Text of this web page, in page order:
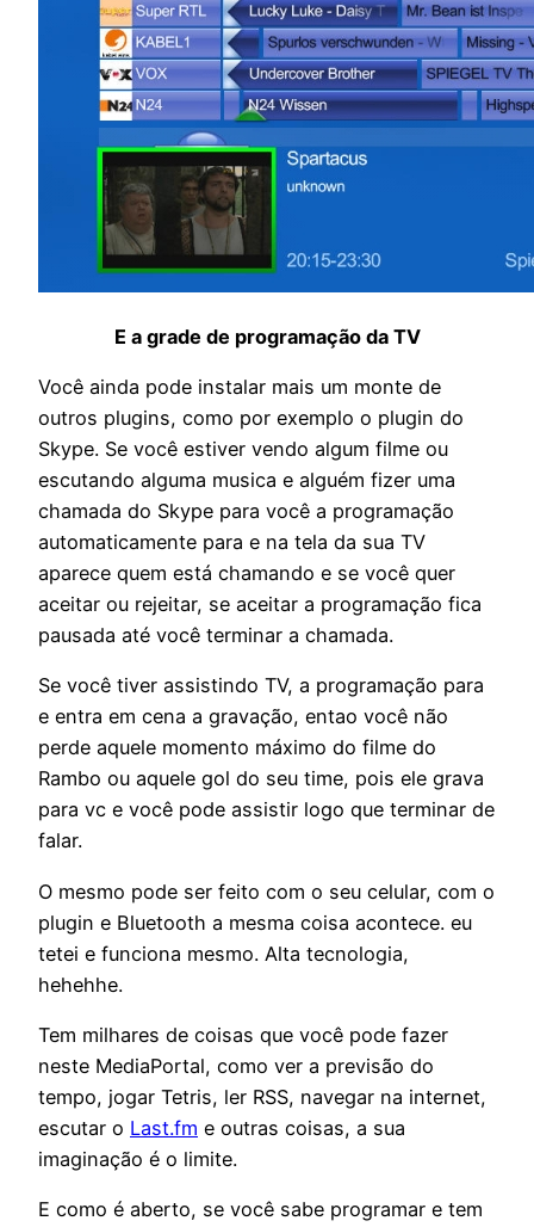
E a grade de programação da TV
Você ainda pode instalar mais um monte de
outros plugins, como por exemplo o plugin do
Skype. Se você estiver vendo algum filme ou
escutando alguma musica e alguém fizer uma
chamada do Skype para você a programação
automaticamente para e na tela da sua TV
aparece quem está chamando e se você quer
aceitar ou rejeitar, se aceitar a programação fica
pausada até você terminar a chamada.
Se você tiver assistindo TV, a programação para
e entra em cena a gravação, entao você não
perde aquele momento máximo do filme do
Rambo ou aquele gol do seu time, pois ele grava
para vc e você pode assistir logo que terminar de
falar.
O mesmo pode ser feito com o seu celular, com o
plugin e Bluetooth a mesma coisa acontece. eu
tetei e funciona mesmo. Alta tecnologia,
hehehhe.
Tem milhares de coisas que você pode fazer
neste MediaPortal, como ver a previsão do
tempo, jogar Tetris, ler RSS, navegar na internet,
escutar o Last.fm e outras coisas, a sua
imaginação é o limite.
E como é aberto, se você sabe programar e tem